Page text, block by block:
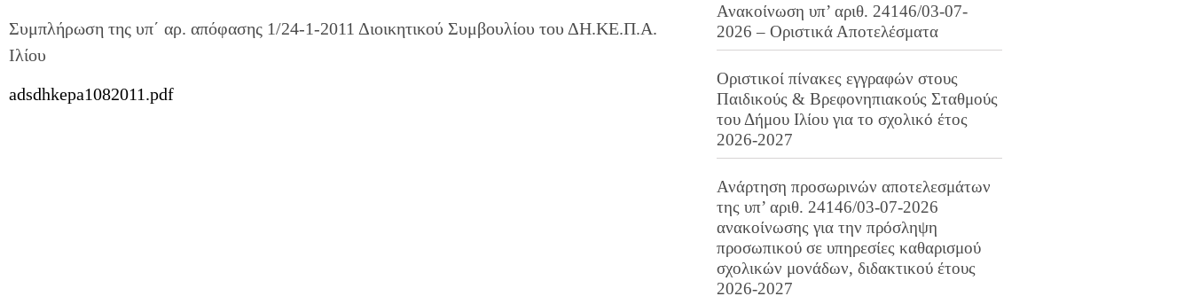
Συμπλήρωση της υπ΄ αρ. απόφασης 1/24-1-2011 Διοικητικού Συμβουλίου του ΔΗ.ΚΕ.Π.Α.
Ιλίου
adsdhkepa1082011.pdf
Ανακοίνωση υπ’ αριθ. 24146/03-07-
2026 – Οριστικά Αποτελέσματα
Οριστικοί πίνακες εγγραφών στους
Παιδικούς & Βρεφονηπιακούς Σταθμούς
του Δήμου Ιλίου για το σχολικό έτος
2026-2027
Ανάρτηση προσωρινών αποτελεσμάτων
της υπ’ αριθ. 24146/03-07-2026
ανακοίνωσης για την πρόσληψη
προσωπικού σε υπηρεσίες καθαρισμού
σχολικών μονάδων, διδακτικού έτους
2026-2027